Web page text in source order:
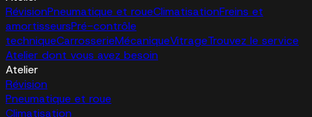
RévisionPneumatique et roueClimatisationFreins et
amortisseursPré-contrôle
techniqueCarrosserieMécaniqueVitrageTrouvez le service
Atelier dont vous avez besoin
Atelier
Révision
Pneumatique et roue
Climatisation